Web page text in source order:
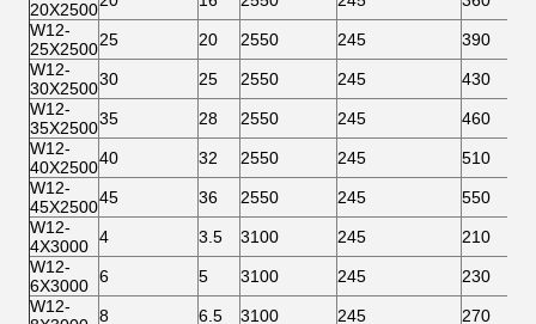
20X2500
W12-
25X250025 20 2550 245
390
W12-
30X250030 25 2550 245
430
W12-
35X250035 28 2550 245
460
W12-
40X250040 32 2550 245
510
W12-
45X250045 36 2550 245
550
W12-
4X3000 4 3.5 3100 245
210
W12-
6X3000 6 5 3100 245
230
W12-
8 6.5 3100 245
270